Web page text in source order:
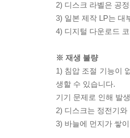
2) 디스크 라벨은 공
3) 일본 제작 LP는 대
4) 디지털 다운로드
※ 재생 불량
1) 침압 조절 기능이
생할 수 있습니다.
기기 문제로 인해 발
2) 디스크는 정전기
3) 바늘에 먼지가 쌓